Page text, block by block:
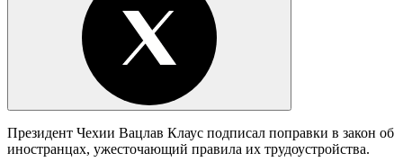
Президент Чехии Вацлав Клаус подписал поправки в закон об
иностранцах, ужесточающий правила их трудоустройства.